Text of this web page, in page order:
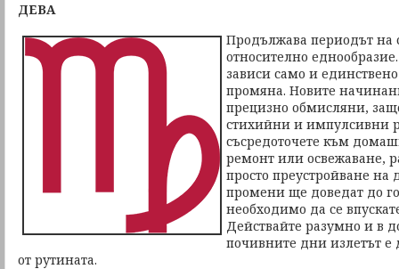
ДЕВА
Продължава периодът на
относително
зависи само и
промяна. Новите
прецизно обмисляни,
стихийни и импулсивни
съсредоточете към
ремонт или освежаване,
просто преустройване на
промени ще доведат до
необходимо да се
Действайте разумно и в
почивните дни излетът е
от рутината.